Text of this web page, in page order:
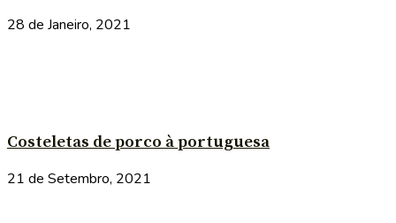
28 de Janeiro, 2021
Costeletas de porco à portuguesa
21 de Setembro, 2021